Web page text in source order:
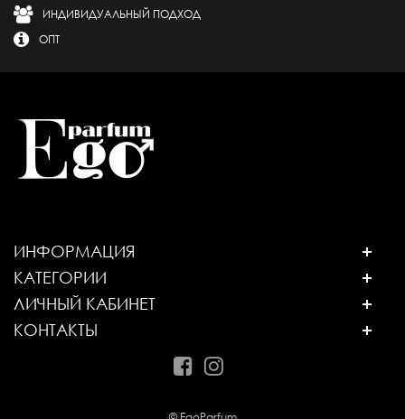
ИНДИВИДУАЛЬНЫЙ ПОДХОД
ОПТ
ИНФОРМАЦИЯ
КАТЕГОРИИ
ЛИЧНЫЙ КАБИНЕТ
КОНТАКТЫ